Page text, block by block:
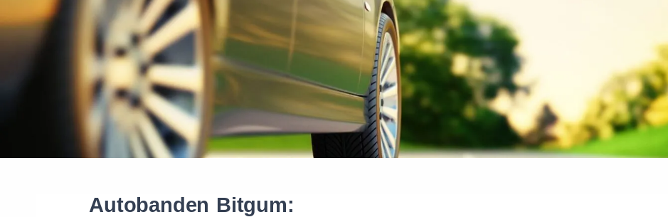
Waar vind ik de maat van mijn banden
Help mij met bestellen
Autobanden Bitgum: